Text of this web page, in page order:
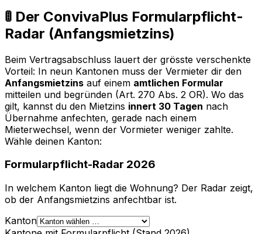
🚦 Der ConvivaPlus Formularpflicht-
Radar (Anfangsmietzins)
Beim Vertragsabschluss lauert der grösste verschenkte
Vorteil: In neun Kantonen muss der Vermieter dir den
Anfangsmietzins auf einem amtlichen Formular
mitteilen und begründen (Art. 270 Abs. 2 OR). Wo das
gilt, kannst du den Mietzins innert 30 Tagen nach
Übernahme anfechten, gerade nach einem
Mieterwechsel, wenn der Vormieter weniger zahlte.
Wähle deinen Kanton:
Formularpflicht-Radar 2026
In welchem Kanton liegt die Wohnung? Der Radar zeigt,
ob der Anfangsmietzins anfechtbar ist.
Kanton